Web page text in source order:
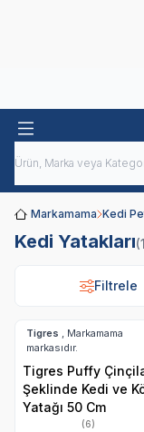
Markamama Kedi
Kedi Yatakları
Filtrele
Filtrele
Tigres
, Markamama
markasıdır.
Tigres Puffy
Şeklinde Kedi ve
Yatağı 50 Cm
(6)